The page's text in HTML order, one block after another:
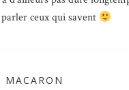
ceux qui savent
MACARON